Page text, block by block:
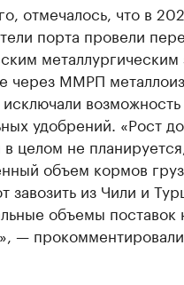
отмечалось, что в
порта провели
металлургическим
через ММРП
возможность
удобрений. «Рост
целом не
объем кормов
завозить из Чили и
объемы поставок
—